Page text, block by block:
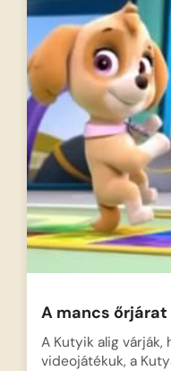
A mancs
A Kutyik alig várják,
videojátékuk, a